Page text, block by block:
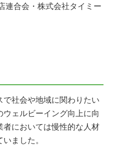
連合会・株式会社タイミー
社会や地域に関わりたい
ェルビーイング向上に向
においては慢性的な人材
ました。